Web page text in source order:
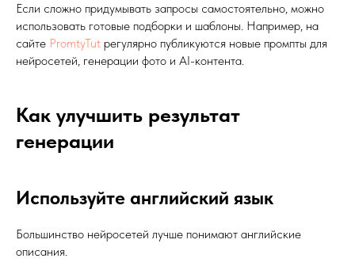
Если сложно придумывать запросы самостоятельно, можно
использовать готовые подборки и шаблоны. Например, на
сайте PromtyTut регулярно публикуются новые промпты для
нейросетей, генерации фото и AI-контента.
Как улучшить результат
генерации
Используйте английский язык
Большинство нейросетей лучше понимают английские
описания.